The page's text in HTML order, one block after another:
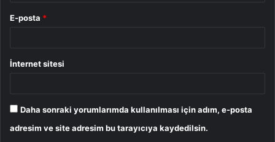
E-posta *
İnternet sitesi
Daha sonraki yorumlarımda kullanılması için adım, e-posta
adresim ve site adresim bu tarayıcıya kaydedilsin.